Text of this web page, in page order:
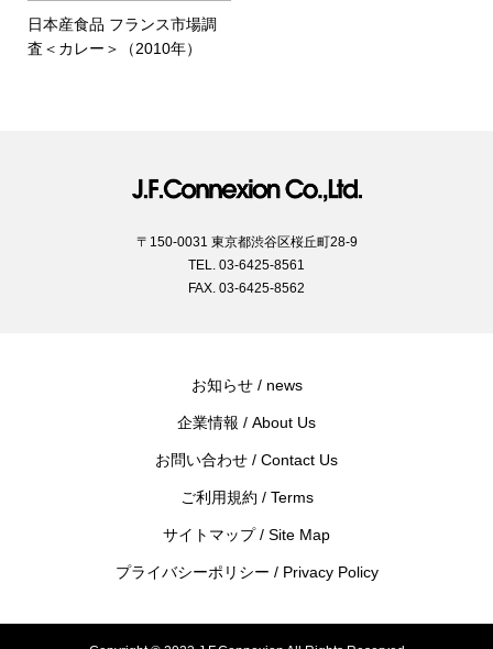
日本産食品 フランス市場調
査＜カレー＞（2010年）
〒150-0031 東京都渋谷区桜丘町28-9
TEL. 03-6425-8561
FAX. 03-6425-8562
お知らせ / news
企業情報 / About Us
お問い合わせ / Contact Us
ご利用規約 / Terms
サイトマップ / Site Map
プライバシーポリシー / Privacy Policy